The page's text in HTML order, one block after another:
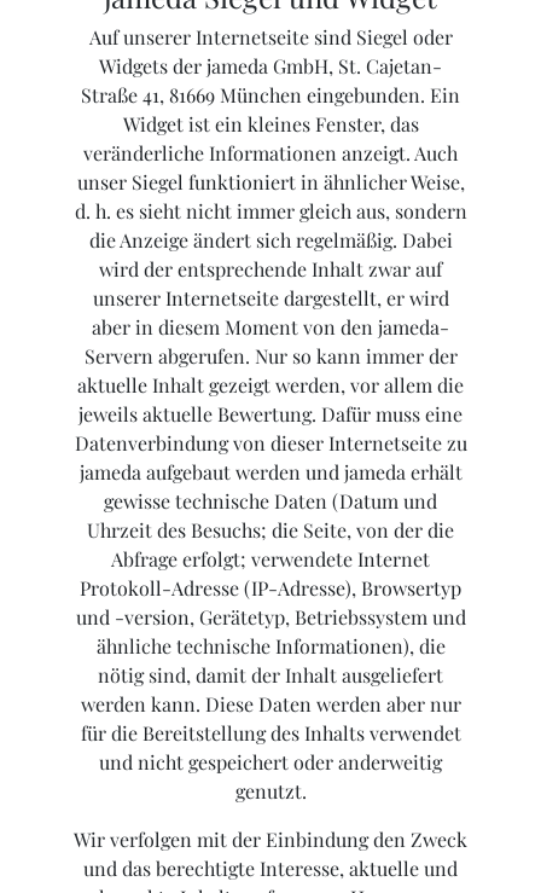
Auf unserer Internetseite sind Siegel oder
Widgets der jameda GmbH, St. Cajetan-
Straße 41, 81669 München eingebunden. Ein
Widget ist ein kleines Fenster, das
veränderliche Informationen anzeigt. Auch
unser Siegel funktioniert in ähnlicher Weise,
d. h. es sieht nicht immer gleich aus, sondern
die Anzeige ändert sich regelmäßig. Dabei
wird der entsprechende Inhalt zwar auf
unserer Internetseite dargestellt, er wird
aber in diesem Moment von den jameda-
Servern abgerufen. Nur so kann immer der
aktuelle Inhalt gezeigt werden, vor allem die
jeweils aktuelle Bewertung. Dafür muss eine
Datenverbindung von dieser Internetseite zu
jameda aufgebaut werden und jameda erhält
gewisse technische Daten (Datum und
Uhrzeit des Besuchs; die Seite, von der die
Abfrage erfolgt; verwendete Internet
Protokoll-Adresse (IP-Adresse), Browsertyp
und -version, Gerätetyp, Betriebssystem und
ähnliche technische Informationen), die
nötig sind, damit der Inhalt ausgeliefert
werden kann. Diese Daten werden aber nur
für die Bereitstellung des Inhalts verwendet
und nicht gespeichert oder anderweitig
genutzt.
Wir verfolgen mit der Einbindung den Zweck
und das berechtigte Interesse, aktuelle und